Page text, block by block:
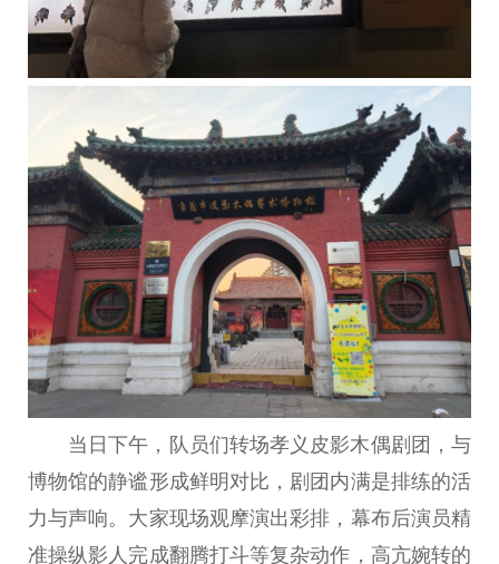
当日下午，队员们转场孝义皮影木偶剧团，与
博物馆的静谧形成鲜明对比，剧团内满是排练的活
力与声响。大家现场观摩演出彩排，幕布后演员精
准操纵影人完成翻腾打斗等复杂动作，高亢婉转的